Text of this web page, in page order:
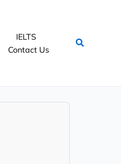
IELTS
Contact Us
Search